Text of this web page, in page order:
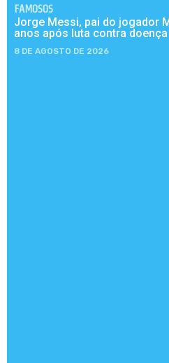
FAMOSOS
Jorge Messi, pai do jogador
anos após luta contra doença
8 DE AGOSTO DE 2026